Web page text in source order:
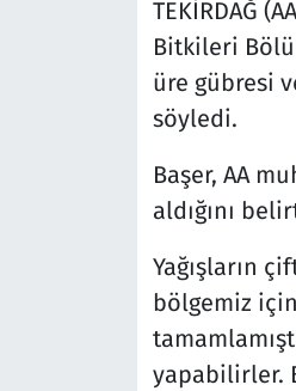
TEKİRDAĞ
Bitkileri
üre gübresi
söyledi.
Başer, AA
aldığını
Yağışların
bölgemiz
yapabilirler.